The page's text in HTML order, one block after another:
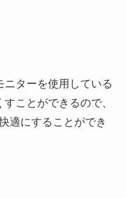
ターを使用している
ことができるので、
適にすることができ